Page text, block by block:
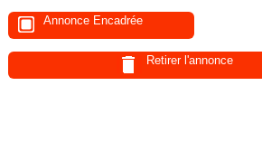
Annonce Encadrée
Retirer l'annonce